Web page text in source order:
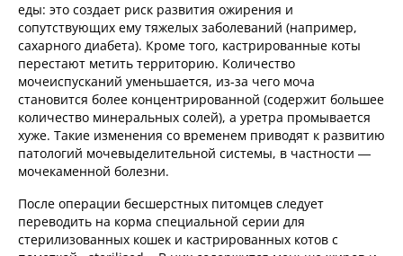
еды: это создает риск развития ожирения и
сопутствующих ему тяжелых заболеваний (например,
сахарного диабета). Кроме того, кастрированные коты
перестают метить территорию. Количество
мочеиспусканий уменьшается, из-за чего моча
становится более концентрированной (содержит большее
количество минеральных солей), а уретра промывается
хуже. Такие изменения со временем приводят к развитию
патологий мочевыделительной системы, в частности —
мочекаменной болезни.
После операции бесшерстных питомцев следует
переводить на корма специальной серии для
стерилизованных кошек и кастрированных котов с